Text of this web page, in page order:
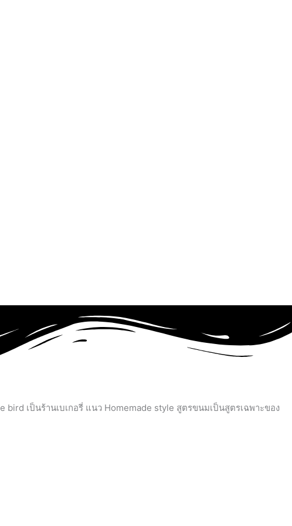
เป็นร้านเบเกอรี่ แนว Homemade style สูตรขนมเป็นสูตรเฉพาะของ